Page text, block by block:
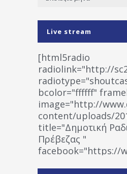
Live stream
[html5radio
radiolink="http://
bcolor="ffffff"
image="http://
content/uploads/
title="Δημοτική
Πρέβεζας "
facebook="https://